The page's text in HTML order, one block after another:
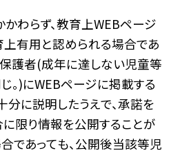
わらず、教育上WEBページ
有用と認められる場合であ
護者(成年に達しない児童等
。)にWEBページに掲載する
に説明したうえで、承諾を
限り情報を公開することが
合であっても、公開後当該等児